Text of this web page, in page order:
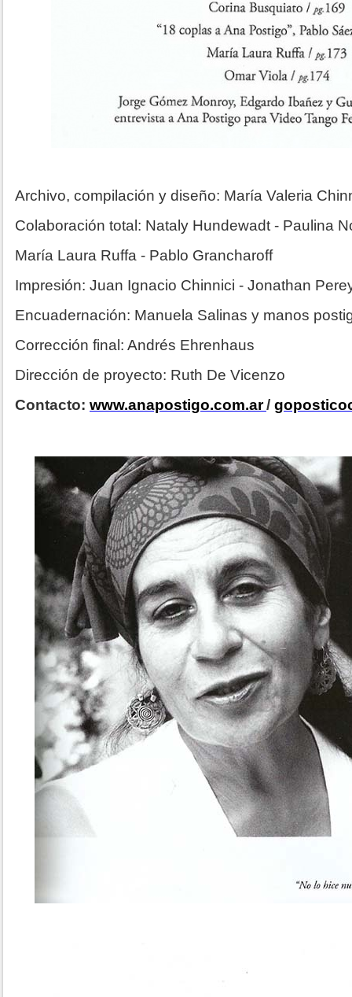
Archivo, compilación y diseño: María Valeria
Colaboración total: Nataly Hundewadt - Paulina
María Laura Ruffa - Pablo Grancharoff
Impresión: Juan Ignacio Chinnici - Jonathan
Encuadernación: Manuela Salinas y manos
Corrección final: Andrés Ehrenhaus
Dirección de proyecto: Ruth De Vicenzo
Contacto: www.anapostigo.com.ar/